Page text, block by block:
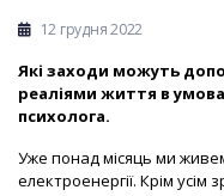
12 грудня 2022
Які заходи можуть
реаліями життя в
психолога.
Уже понад місяць ми
електроенергії. Крім